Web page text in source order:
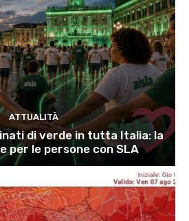
ATTUALITÀ
di verde in tutta Italia: la
per le persone con SLA